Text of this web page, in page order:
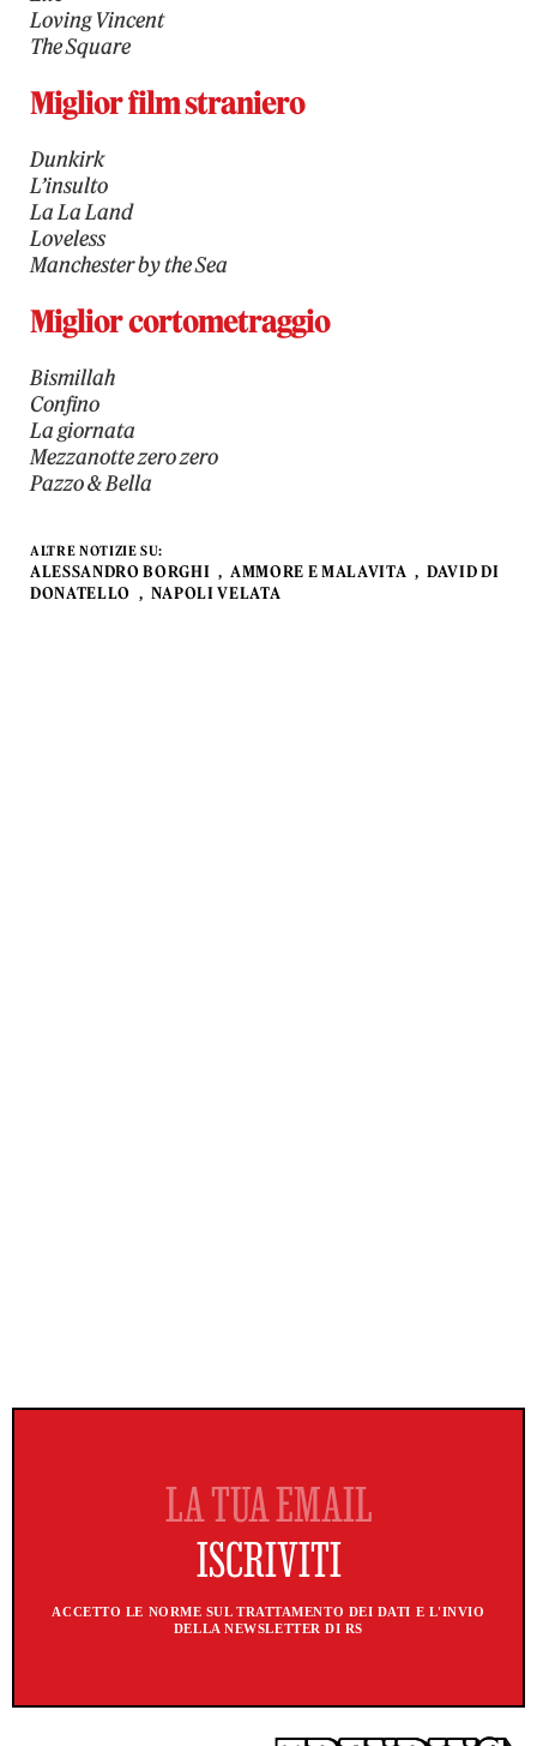
Loving Vincent
The Square
Miglior film straniero
Dunkirk
L’insulto
La La Land
Loveless
Manchester by the Sea
Miglior cortometraggio
Bismillah
Confino
La giornata
Mezzanotte zero zero
Pazzo & Bella
ALTRE NOTIZIE SU:
ALESSANDRO BORGHI AMMORE E MALAVITA
DAVID DI
DONATELLO
NAPOLI VELATA
ACCETTO LE NORME SUL TRATTAMENTO DEI DATI E L'INVIO
DELLA NEWSLETTER DI RS